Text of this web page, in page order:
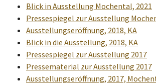
Blick in Ausstellung Mochental, 2021
Pressespiegel zur Ausstellung
Ausstellungseröffnung, 2018, KA
Blick in die Ausstellung, 2018, KA
Pressespiegel zur Ausstellung 2017
Pressematerial zur Ausstellung 2017
Ausstellungseröffnung, 2017,